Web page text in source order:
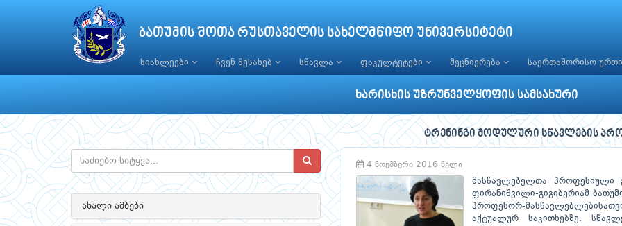
ბათუმის შოთა რუსთაველის სახელმწიფო უნივერსიტეტი
სიახლეები ჩვენ შესახებ სწავლა ფაკულტეტები მეცნიერება საერთაშორისო
ხარისხის უზრუნველყოფის სამსახური
ახალი ამბები
ტრენინგი მოდულური სწავლების
4 ნოემბერი 2016 წელი
მასწავლებელთა პროფესიული
ფირანიშვილი-გიგიბერიამ
პროფესორ-
აქტუალურ საკითხებზე.